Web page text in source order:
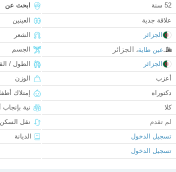
52 سنة
علاقة جدية
الجزائر
عين طاية، الجزائر
الجزائر
أعزب
دكتوراه
كلا
لم تقدم
تسجيل الدخول
تسجيل الدخول
ابحث عن
العينين
الشعر
الجسم
الطول /
الوزن
إمتلاك
نية
نقل
الديانة